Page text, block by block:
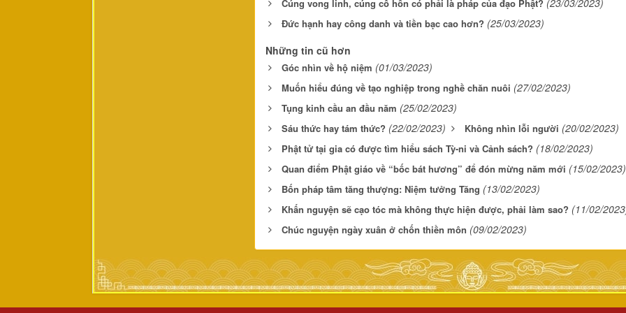
Cúng vong linh, cúng cô hồn có phải là pháp của đạo Phật? (23/03/2023)
Đức hạnh hay công danh và tiền bạc cao hơn? (25/03/2023)
Những tin cũ hơn
Góc nhìn về hộ niệm (01/03/2023)
Muốn hiểu đúng về tạo nghiệp trong nghề chăn nuôi (27/02/2023)
Tụng kinh cầu an đầu năm (25/02/2023)
Sáu thức hay tám thức? (22/02/2023) Không nhìn lỗi người (20/02/2023)
Phật tử tại gia có được tìm hiểu sách Tỳ-ni và Cảnh sách? (18/02/2023)
Quan điểm Phật giáo về “bốc bát hương” để đón mừng năm mới (15/02/2023)
Bốn pháp tâm tăng thượng: Niệm tưởng Tăng (13/02/2023)
Khấn nguyện sẽ cạo tóc mà không thực hiện được, phải làm sao? (11/02/
Chúc nguyện ngày xuân ở chốn thiền môn (09/02/2023)